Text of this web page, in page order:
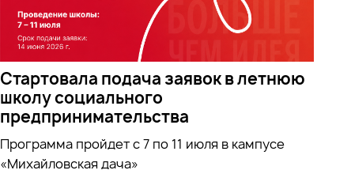
Стартовала подача заявок в летнюю
школу социального
предпринимательства
Программа пройдет с 7 по 11 июля в кампусе
«Михайловская дача»